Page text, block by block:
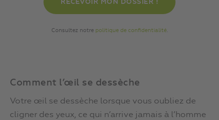
Consultez notre politique de confidentialité.
Comment l’œil se dessèche
Votre œil se dessèche lorsque vous oubliez de
cligner des yeux, ce qui n’arrive jamais à l’homme